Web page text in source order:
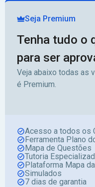
Seja Premium
Tenha tudo o
para ser
Veja abaixo todas as
é Premium.
Acesso a todos os
Ferramenta Plano
Mapa de Questões
Tutoria
Plataforma Mapa
Simulados
7 dias de garantia